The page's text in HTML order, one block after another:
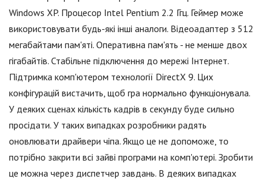
Windows XP. Процесор Intel Pentium 2.2 Ггц. Геймер може
використовувати будь-які інші аналоги. Відеоадаптер з 512
мегабайтами пам'яті. Оперативна пам'ять - не менше двох
гігабайтів. Стабільне підключення до мережі Інтернет.
Підтримка комп'ютером технології DirectX 9. Цих
конфігурацій вистачить, щоб гра нормально функціонувала.
У деяких сценах кількість кадрів в секунду буде сильно
просідати. У таких випадках розробники радять
оновлювати драйвери чіпа. Якщо це не допоможе, то
потрібно закрити всі зайві програми на комп'ютері. Зробити
це можна через диспетчер завдань. В деяких випадках